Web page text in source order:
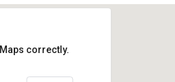
correctly.